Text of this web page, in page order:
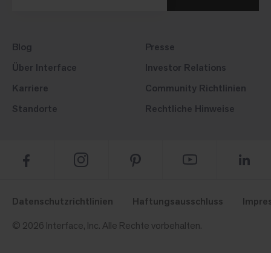
Blog
Über Interface
Karriere
Standorte
Presse
Investor Relations
Community Richtlinien
Rechtliche Hinweise
Datenschutzrichtlinien Haftungsausschluss
© 2026 Interface, Inc. Alle Rechte vorbehalten.